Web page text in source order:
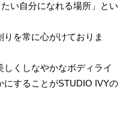
い自分になれる場所」とい
を常に心がけておりま
くしなやかなボディライ
にすることがSTUDIO IVYの